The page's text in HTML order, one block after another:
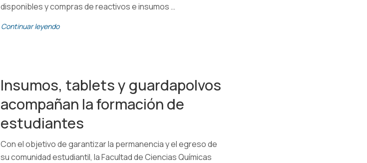
disponibles y compras de reactivos e insumos …
Continuar leyendo
Insumos, tablets y guardapolvos
acompañan la formación de
estudiantes
Con el objetivo de garantizar la permanencia y el egreso de
su comunidad estudiantil, la Facultad de Ciencias Químicas